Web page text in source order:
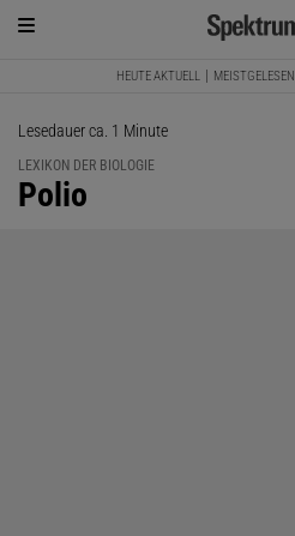
HEUTE AKTUELL MEISTGELESEN
Lesedauer ca. 1 Minute
LEXIKON DER BIOLOGIE
:
Polio